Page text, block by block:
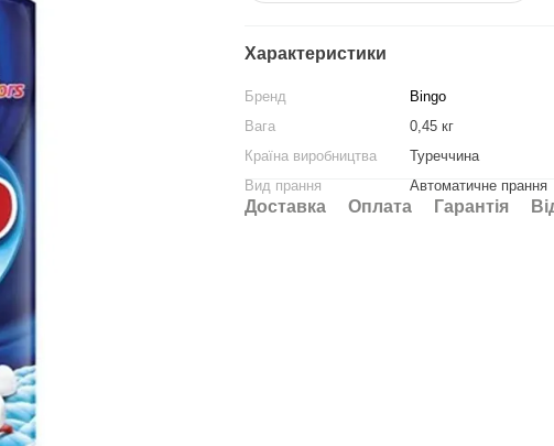
Характеристики
Бренд
Bingo
Вага
0,45 кг
Країна виробництва
Туреччина
Вид прання
Автоматичне прання
Доставка Оплата Гарантія